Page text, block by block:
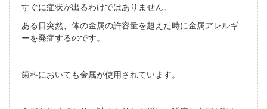
すぐに症状が出るわけではありません。
ある日突然、体の金属の許容量を超えた時に金属アレルギ
ーを発症するのです。
歯科においても金属が使用されています。